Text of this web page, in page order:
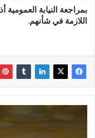
بمراجعة النيابة العمومية
اللازمة في شأنهم.